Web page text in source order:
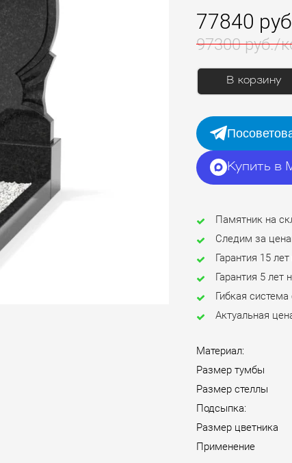
77840
97300 руб./
В корзину
Купить в
Памятник на
Следим за
Гарантия 15
Гарантия 5 лет
Гибкая система
Актуальная
Материал:
Размер тумбы
Размер стеллы
Подсыпка:
Размер цветника
Применение